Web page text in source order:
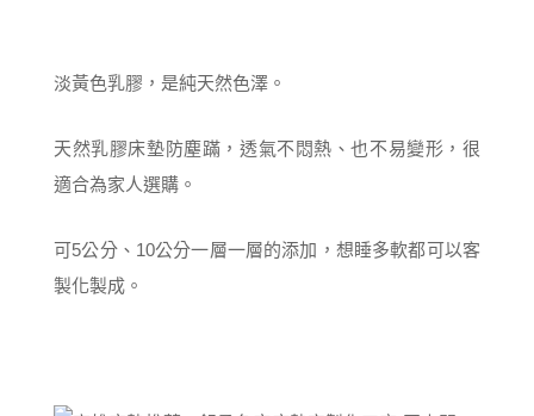
淡黃色乳膠，是純天然色澤。
天然乳膠床墊防塵蹣，透氣不悶熱、也不易變形，很
適合為家人選購。
可5公分、10公分一層一層的添加，想睡多軟都可以客
製化製成。